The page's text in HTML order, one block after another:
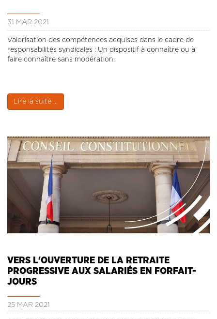
31 MAR 2021
Valorisation des compétences acquises dans le cadre de
responsabilités syndicales : Un dispositif à connaître ou à
faire connaître sans modération.
Lire la suite ...
VERS L'OUVERTURE DE LA RETRAITE
PROGRESSIVE AUX SALARIÉS EN FORFAIT-
JOURS
25 MAR 2021